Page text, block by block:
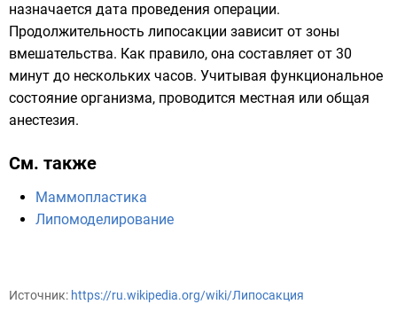
назначается дата проведения операции.
Продолжительность липосакции зависит от зоны
вмешательства. Как правило, она составляет от 30
минут до нескольких часов. Учитывая функциональное
состояние организма, проводится местная или общая
анестезия.
См. также
Маммопластика
Липомоделирование
Источник: https://ru.wikipedia.org/wiki/Липосакция